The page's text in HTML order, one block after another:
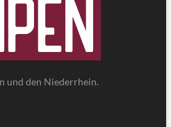
und den Niederrhein.